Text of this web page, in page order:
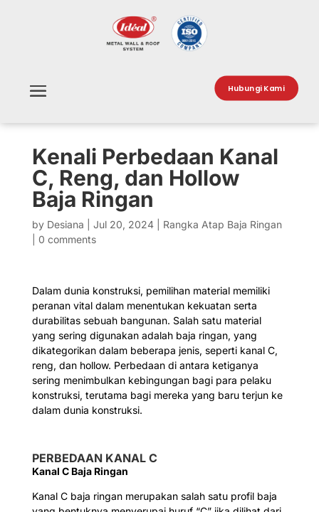
Hubungi Kami
Kenali Perbedaan Kanal
C, Reng, dan Hollow
Baja Ringan
by Desiana Jul 20, 2024| Rangka Atap Baja Ringan
0 comments
Dalam dunia konstruksi, pemilihan material memiliki
peranan vital dalam menentukan kekuatan serta
durabilitas sebuah bangunan. Salah satu material
yang sering digunakan adalah baja ringan, yang
dikategorikan dalam beberapa jenis, seperti kanal C,
reng, dan hollow. Perbedaan di antara ketiganya
sering menimbulkan kebingungan bagi para pelaku
konstruksi, terutama bagi mereka yang baru terjun ke
dalam dunia konstruksi.
PERBEDAAN KANAL C
Kanal C Baja Ringan
Kanal C baja ringan merupakan salah satu profil baja